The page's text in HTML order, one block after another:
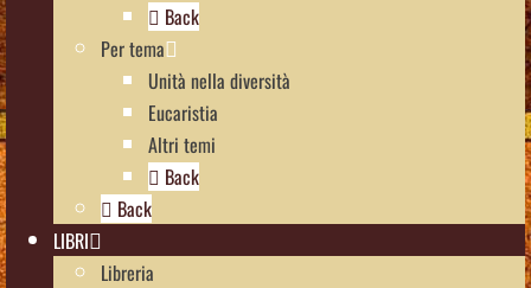
Back
Per tema
Unità nella diversità
Eucaristia
Altri temi
Back
Back
LIBRI
Libreria